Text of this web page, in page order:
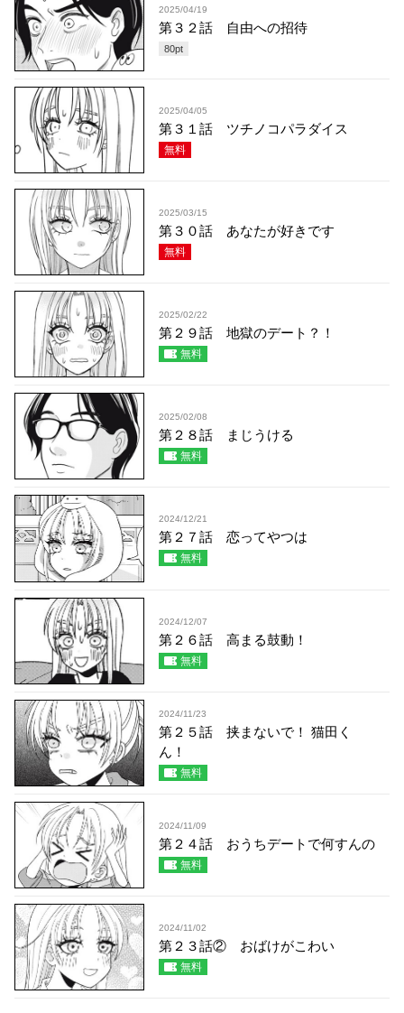
2025/04/19
第３２話 自由への招待
80pt
2025/04/05
第３１話 ツチノコパラダイス
無料
2025/03/15
第３０話 あなたが好きです
無料
2025/02/22
第２９話 地獄のデート？！
無料
2025/02/08
第２８話 まじうける
無料
2024/12/21
第２７話 恋ってやつは
無料
2024/12/07
第２６話 高まる鼓動！
無料
2024/11/23
第２５話 挟まないで！ 猫田く
ん！
無料
2024/11/09
第２４話 おうちデートで何すんの
無料
2024/11/02
第２３話② おばけがこわい
無料